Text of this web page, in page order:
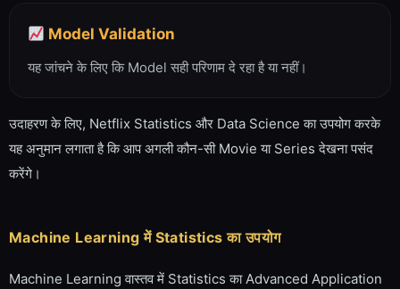
Model Validation
यह जांचने के लिए कि Model सही परिणाम दे रहा है या नहीं।
उदाहरण के लिए, Netflix Statistics और Data Science का उपयोग करके
यह अनुमान लगाता है कि आप अगली कौन-सी Movie या Series देखना पसंद
करेंगे।
Machine Learning में Statistics का उपयोग
Machine Learning वास्तव में Statistics का Advanced Application